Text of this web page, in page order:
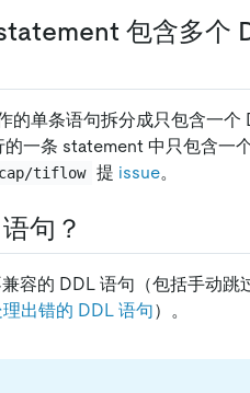
包含多个
的单条语句拆分成只包含一
一条 statement 中只包含一
tiflow 提 issue。
句？
容的 DDL 语句（包括手动跳
出错的 DDL 语句）。